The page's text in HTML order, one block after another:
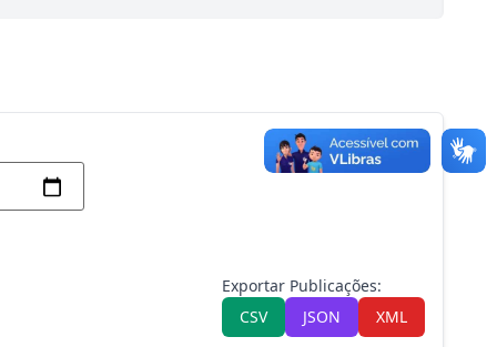
Exportar Publicações:
CSV
JSON XML